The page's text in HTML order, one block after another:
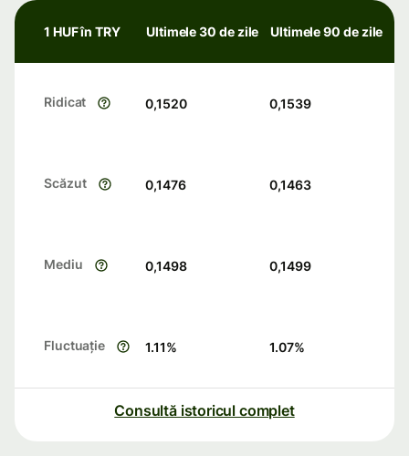
1 HUF în TRY Ultimele 30 de zile Ultimele 90 de zile
Ridicat 0,1520 0,1539
Scăzut 0,1476 0,1463
Mediu 0,1498 0,1499
Fluctuație 1.11% 1.07%
Consultă istoricul complet